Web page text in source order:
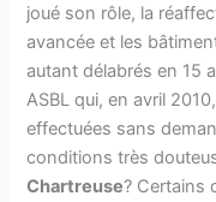
joué son rôle, la
avancée et les
autant délabrés en 15
ASBL qui, en avril
effectuées sans
conditions très
Chartreuse? Certains